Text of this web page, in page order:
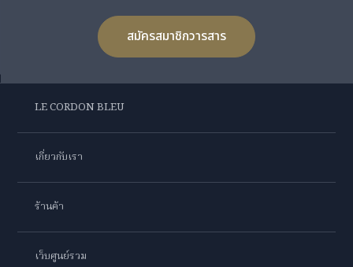
สมัครสมาชิกวารสาร
LE CORDON BLEU
เกี่ยวกับเรา
ร้านค้า
เว็บศูนย์รวม